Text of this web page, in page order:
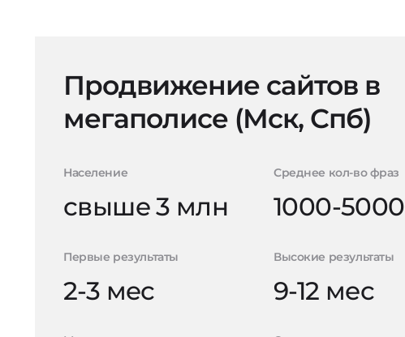
Продвижение сайтов в
мегаполисе (Мск, Спб)
Население
свыше 3 млн
Среднее кол-во фраз
1000-5000
Первые результаты
2-3 мес
Высокие результаты
9-12 мес